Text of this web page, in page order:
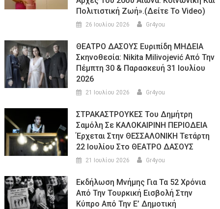
Πολιτιστική Ζωή».(Δείτε Το Video)
26 Ιουλίου 2026 Gr4you
ΘΕΑΤΡΟ ΔΑΣΟΥΣ Ευριπίδη ΜΗΔΕΙΑ
Σκηνοθεσία: Nikita Milivojević Από Την
Πέμπτη 30 & Παρασκευή 31 Ιουλίου
2026
21 Ιουλίου 2026 Gr4you
ΣΤΡΑΚΑΣΤΡΟΥΚΕΣ Του Δημήτρη
Σαμόλη Σε ΚΑΛΟΚΑΙΡΙΝΗ ΠΕΡΙΟΔΕΙΑ
Έρχεται Στην ΘΕΣΣΑΛΟΝΙΚΗ Τετάρτη
22 Ιουλίου Στο ΘΕΑΤΡΟ ΔΑΣΟΥΣ
21 Ιουλίου 2026 Gr4you
Εκδήλωση Μνήμης Για Τα 52 Χρόνια
Από Την Τουρκική Εισβολή Στην
Κύπρο Από Την Ε’ Δημοτική